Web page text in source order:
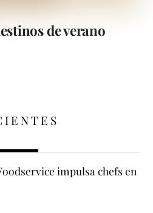
de verano
impulsa chefs en